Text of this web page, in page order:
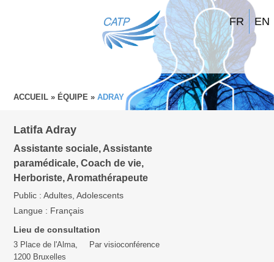
EN
FR
ACCUEIL » ÉQUIPE »ADRAY
Latifa Adray
Assistante sociale, Assistante
paramédicale, Coach de vie,
Herboriste, Aromathérapeute
Public : Adultes, Adolescents
Langue : Français
Lieu de consultation
Par visioconférence
3 Place de l'Alma,
1200 Bruxelles